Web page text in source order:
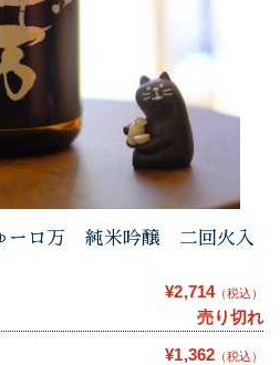
ーロ万 純米吟醸 二回火入
¥2,714（税込）
売り切れ
¥1,362 （税込）